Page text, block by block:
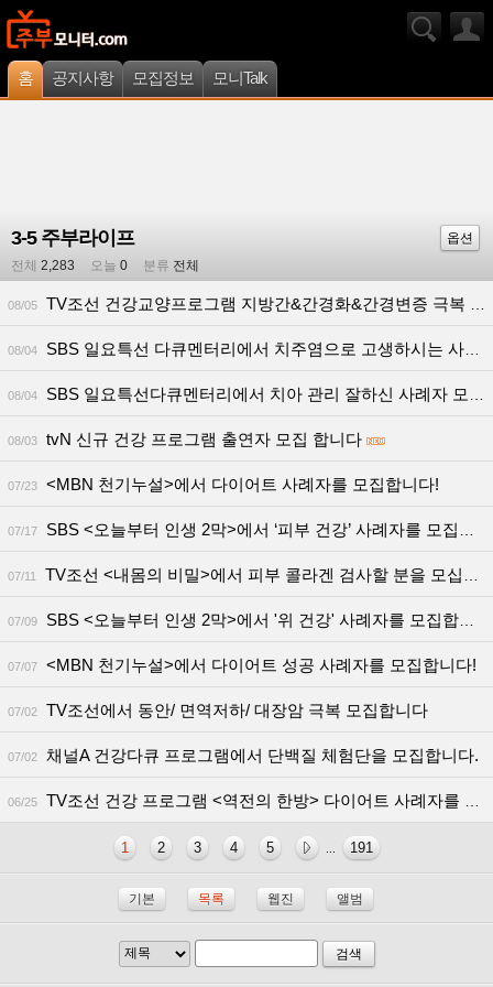
홈 공지사항 모집정보 모니Talk
3-5 주부라이프
옵션
전체 2,283 오늘 0 분류 전체
08/05 TV조선 건강교양프로그램 지방간&간경화&간경변증 극복 사례자 섭외
08/04 SBS 일요특선 다큐멘터리에서 치주염으로 고생하시는 사례자분 모십니다.
08/04 SBS 일요특선다큐멘터리에서 치아 관리 잘하신 사례자 모십니다
08/03 tvN 신규 건강 프로그램 출연자 모집 합니다
07/23 <MBN 천기누설>에서 다이어트 사례자를 모집합니다!
07/17 SBS <오늘부터 인생 2막>에서 ‘피부 건강’ 사례자를 모집합니다!
07/11 TV조선 <내몸의 비밀>에서 피부 콜라겐 검사할 분을 모십니다
07/09 SBS <오늘부터 인생 2막>에서 '위 건강' 사례자를 모집합니다!
07/07 <MBN 천기누설>에서 다이어트 성공 사례자를 모집합니다!
07/02 TV조선에서 동안/ 면역저하/ 대장암 극복 모집합니다
07/02 채널A 건강다큐 프로그램에서 단백질 체험단을 모집합니다.
06/25 TV조선 건강 프로그램 <역전의 한방> 다이어트 사례자를 모집합니다!
1 2 3 4 5 ... 191
기본 목록 웹진 앨범
검색